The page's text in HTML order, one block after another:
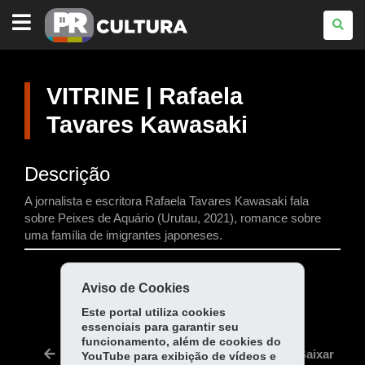
PARANÁ
CULTURA
VITRINE | Rafaela
Tavares Kawasaki
Descrição
A jornalista e escritora Rafaela Tavares Kawasaki fala
sobre Peixes de Aquário (Urutau, 2021), romance sobre
uma família de imigrantes japoneses.
COMPARTILHE:
Fa
ce
bo
Tw
itt
ts
Voltar Início Imprimir Baixar
Aviso de Cookies
Este portal utiliza cookies
essenciais para garantir seu
funcionamento, além de cookies do
YouTube para exibição de vídeos e